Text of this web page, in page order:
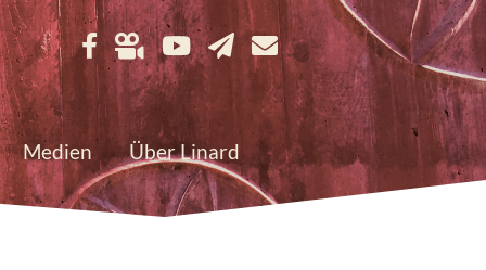
Medien Über Linard